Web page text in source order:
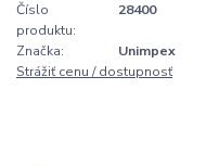
Číslo
produktu:
28400
Značka:
Unimpex
Strážiť cenu / dostupnosť